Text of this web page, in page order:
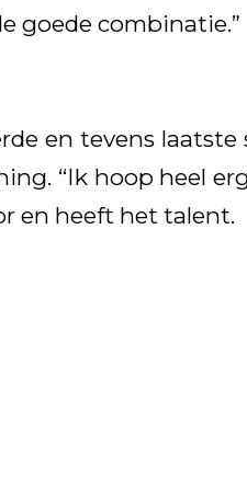
goede combinatie.”
en tevens
“Ik hoop heel
en heeft het talent.